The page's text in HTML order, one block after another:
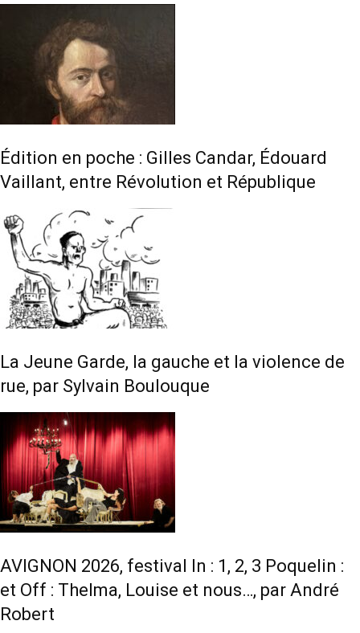
Édition en poche : Gilles Candar, Édouard
Vaillant, entre Révolution et République
La Jeune Garde, la gauche et la violence de
rue, par Sylvain Boulouque
AVIGNON 2026, festival In : 1, 2, 3 Poquelin :
et Off : Thelma, Louise et nous…, par André
Robert